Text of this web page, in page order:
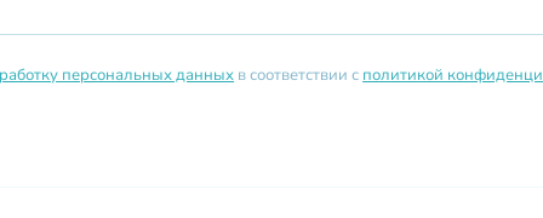
персональных данных в соответствии с политикой